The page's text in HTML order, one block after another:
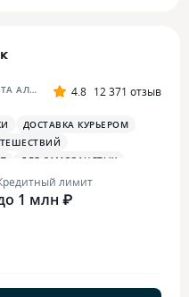
КРЕДИТНАЯ КАРТА АЛЬФА-БАНКА 4.8 12 371 отзыв
ДОСТАВКА КУРЬЕРОМ
ДЛЯ САМОЗАНЯТЫХ
лимит
1 млн ₽